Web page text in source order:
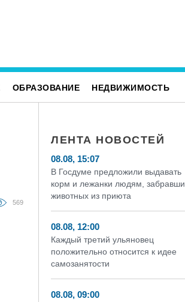
ОБРАЗОВАНИЕ НЕДВИЖИМОСТЬ
569
ЛЕНТА НОВОСТЕЙ
08.08, 15:07
В Госдуме предложили выдавать
корм и лежанки людям,
животных из приюта
08.08, 12:00
Каждый третий ульяновец
положительно относится к идее
самозанятости
08.08, 09:00